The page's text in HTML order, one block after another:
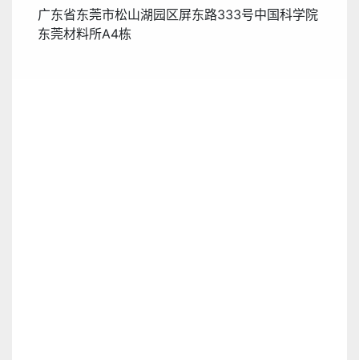
广东省东莞市松山湖园区屏东路333号中国科学院
东莞材料所A4栋